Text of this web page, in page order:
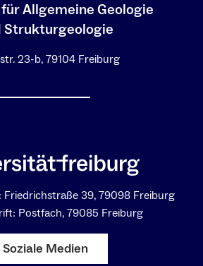
Allgemeine Geologie
Strukturgeologie
23-b, 79104 Freiburg
Friedrichstraße 39, 79098 Freiburg
Postfach, 79085 Freiburg
Soziale Medien